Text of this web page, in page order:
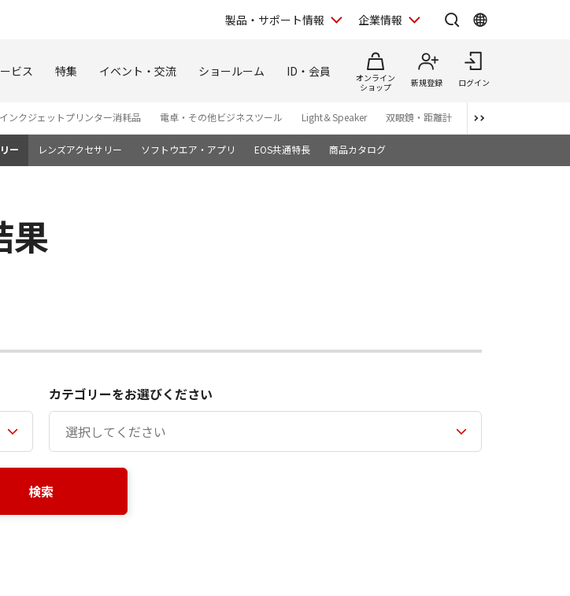
製品・サポート情報 企業情報
ビス 特集 イベント・交流 ショールーム ID・会員
オンライン
ショップ
新規登録 ログイン
インクジェットプリンター消耗品 電卓・その他ビジネスツール Light＆Speaker 双眼鏡・距離計 写真集
ー レンズアクセサリー ソフトウエア・アプリ EOS共通特長 商品カタログ
果
カテゴリーをお選びください
検索